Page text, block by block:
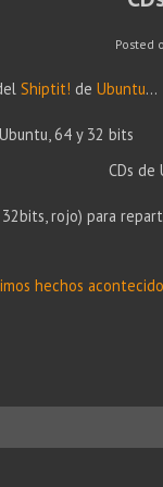
Posted
Shiptit! deUbuntu…
CDs de
rojo) para
hechos